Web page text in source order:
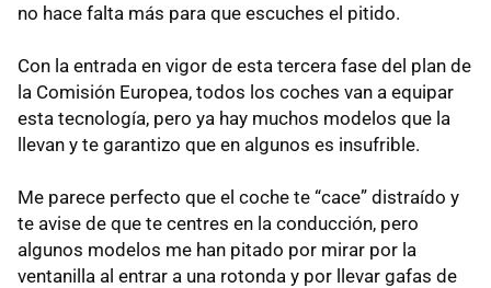
no hace falta más para que escuches el pitido.
Con la entrada en vigor de esta tercera fase del plan de
la Comisión Europea, todos los coches van a equipar
esta tecnología, pero ya hay muchos modelos que la
llevan y te garantizo que en algunos es insufrible.
Me parece perfecto que el coche te “cace” distraído y
te avise de que te centres en la conducción, pero
algunos modelos me han pitado por mirar por la
ventanilla al entrar a una rotonda y por llevar gafas de